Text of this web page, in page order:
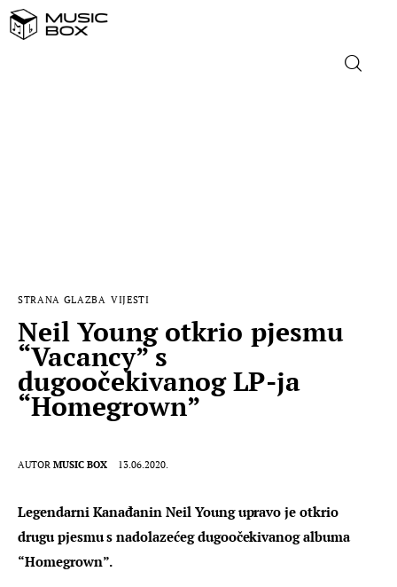
MUSIC BOX
STRANA GLAZBA VIJESTI
Neil Young otkrio pjesmu
“Vacancy” s
dugoočekivanog LP-ja
“Homegrown”
AUTOR MUSIC BOX 13.06.2020.
Legendarni Kanađanin Neil Young upravo je otkrio
drugu pjesmu s nadolazećeg dugoočekivanog albuma
“Homegrown”.